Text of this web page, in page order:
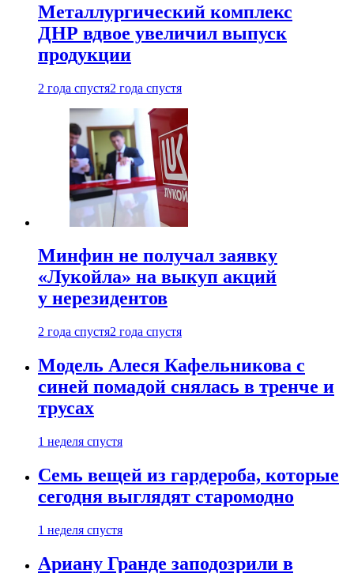
Металлургический комплекс
ДНР вдвое увеличил выпуск
продукции
2 года спустя2 года спустя
Минфин не получал заявку
«Лукойла» на выкуп акций
у нерезидентов
2 года спустя2 года спустя
Модель Алеся Кафельникова с
синей помадой снялась в тренче и
трусах
1 неделя спустя
Семь вещей из гардероба, которые
сегодня выглядят старомодно
1 неделя спустя
Ариану Гранде заподозрили в